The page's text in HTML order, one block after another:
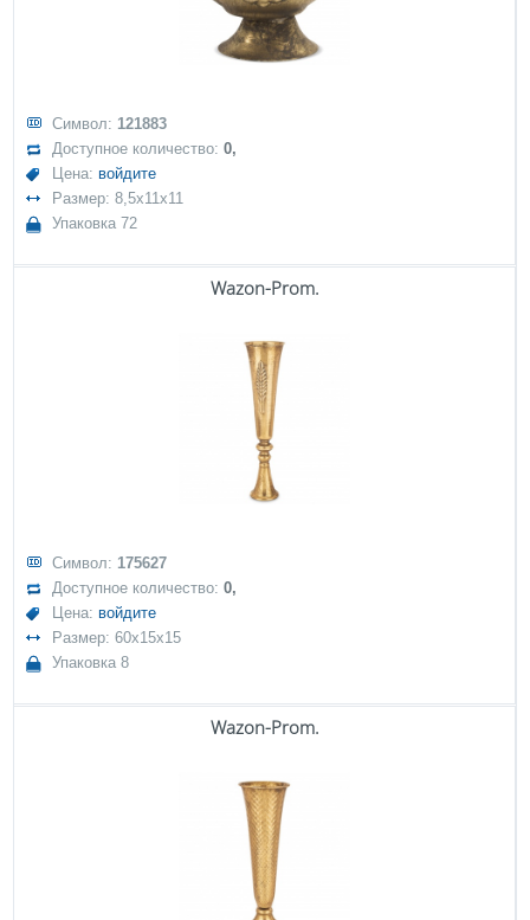
Символ: 121883
Доступное количество:0,
Цена: войдите
Размер: 8,5x11x11
Упаковка 72
Wazon-Prom.
Символ: 175627
Доступное количество:0,
Цена: войдите
Размер: 60x15x15
Упаковка 8
Wazon-Prom.